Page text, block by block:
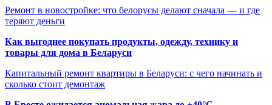
Ремонт в новостройке: что белорусы делают сначала — и где
теряют деньги
Как выгоднее покупать продукты, одежду, технику и
товары для дома в Беларуси
Капитальный ремонт квартиры в Беларуси: с чего начинать и
сколько стоит демонтаж